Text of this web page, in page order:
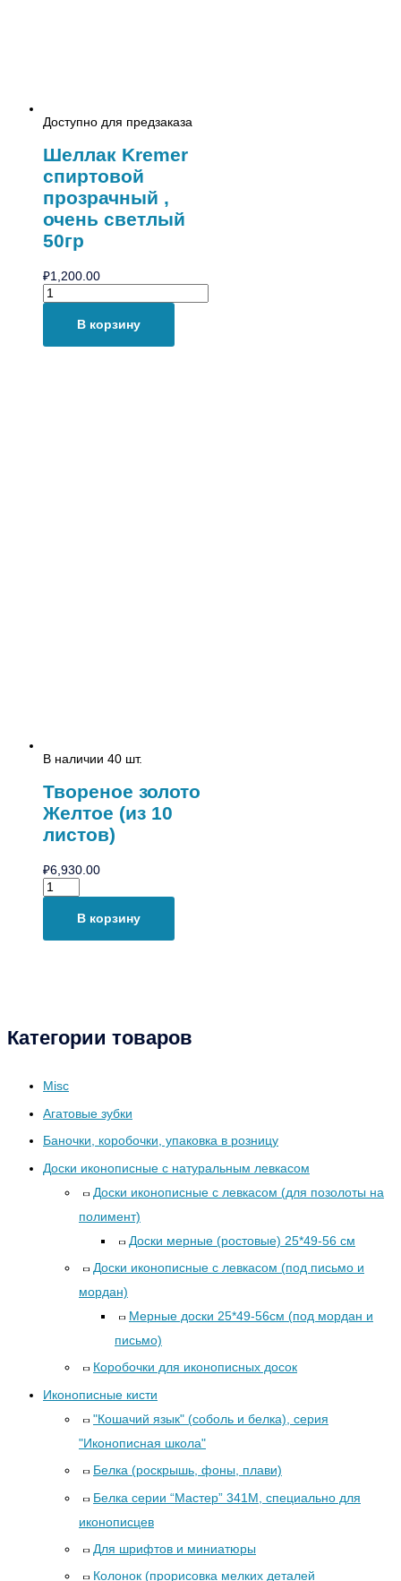
Категории товаров
Misc
Агатовые зубки
Баночки, коробочки, упаковка в розницу
Доски иконописные с натуральным левкасом
Доски иконописные с левкасом (для позолоты на
полимент)
Доски мерные (ростовые) 25*49-56 см
Доски иконописные с левкасом (под письмо и
мордан)
Мерные доски 25*49-56см (под мордан и
письмо)
Коробочки для иконописных досок
Иконописные кисти
"Кошачий язык" (соболь и белка), серия
"Иконописная школа"
Белка (роскрышь, фоны, плави)
Белка серии “Мастер” 341М, специально для
иконописцев
Для шрифтов и миниатюры
Колонок (прорисовка мелких деталей
Доступно для предзаказа
Шеллак Kremer
спиртовой
прозрачный ,
очень светлый
50гр
₽1,200.00
В корзину
В наличии 40 шт.
Твореное золото
Желтое (из 10
листов)
₽6,930.00
В корзину